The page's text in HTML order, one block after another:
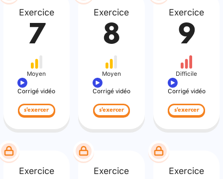
Exercice
7
Moyen
Corrigé vidéo
s'exercer
Exercice
8
Moyen
Corrigé vidéo
s'exercer
Exercice
9
Difficile
Corrigé vidéo
s'exercer
Exercice Exercice Exercice